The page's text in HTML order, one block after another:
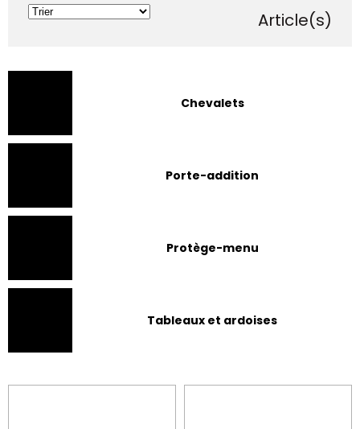
Article(s)
Chevalets
Porte-addition
Protège-menu
Tableaux et ardoises